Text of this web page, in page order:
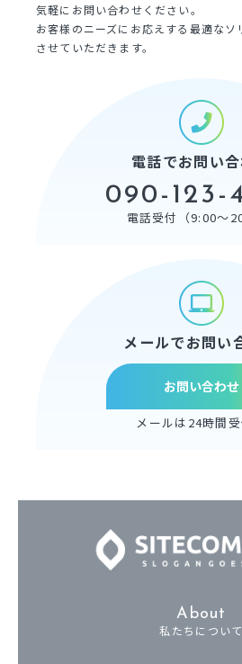
気軽にお問い合わせください。
お客様のニーズにお応えする最適なソ
させていただきます。
電話でお問い
090-123-
電話受付（9:00〜
メールでお問い
お問い合わせ
メールは24時間
About
私たちについて